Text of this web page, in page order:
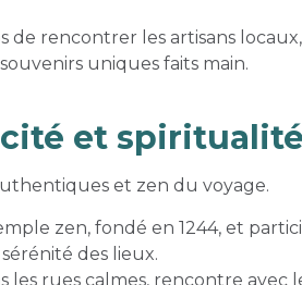
de rencontrer les artisans
uniques faits main.
et spiritualité
et zen du voyage.
zen, fondé en 1244, et
des lieux.
les rues calmes, rencontre avec